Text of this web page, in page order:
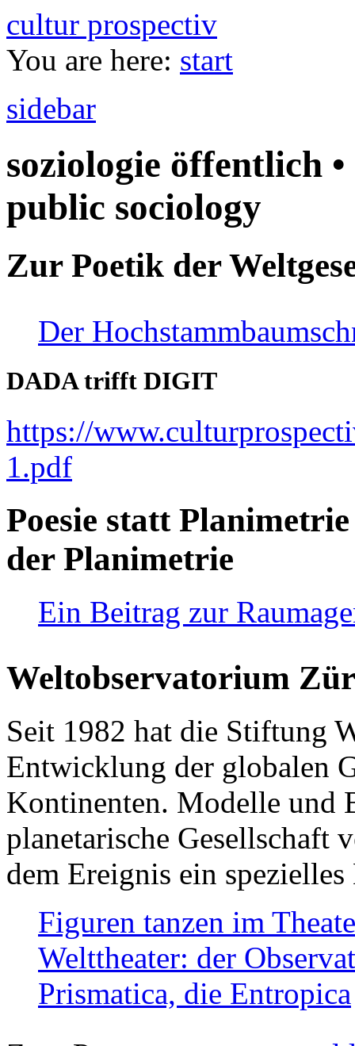
cultur prospectiv
You are here: start
sidebar
soziologie öffentlich
public sociology
Zur Poetik der
Der
DADA trifft DIGIT
https://
1.pdf
Poesie statt
der Planimetrie
Ein Beitrag zur
Weltobservatorium
Seit 1982 hat die Stiftung
Entwicklung der globalen
Kontinenten. Modelle und
planetarische Gesellschaft
dem Ereignis ein
Figuren tanzen im
Welttheater: der
Prismatica, die Entropica